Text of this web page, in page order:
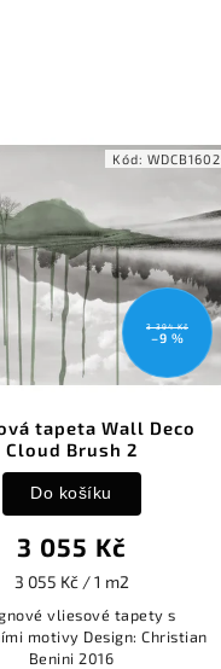
3 394 Kč
–9 %
tapeta Wall Deco
Cloud Brush 2
3 055 Kč
3 055 Kč / 1 m2
Do košíku
vliesové tapety s
motivy Design: Christian
Benini 2016
Kód: WDCB1602